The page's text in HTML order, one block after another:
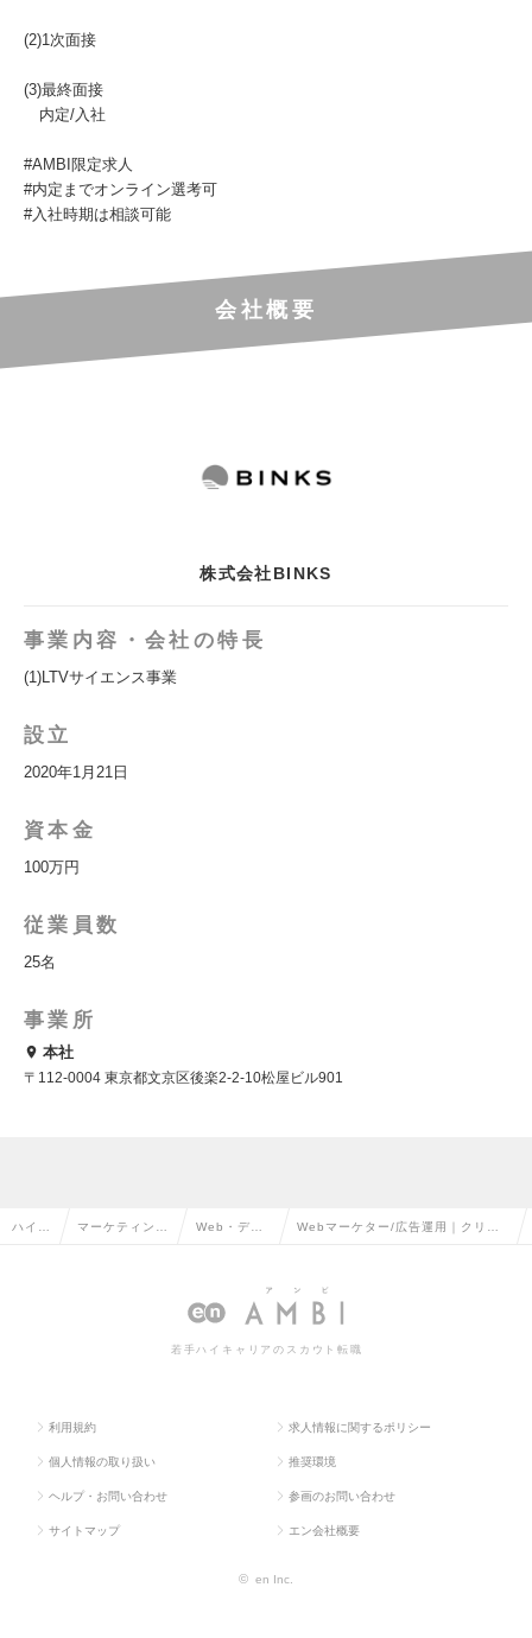
(2)1次面接
(3)最終面接
内定/入社
#AMBI限定求人
#内定までオンライン選考可
#入社時期は相談可能
会社概要
株式会社BINKS
事業内容・会社の特長
(1)LTVサイエンス事業
設立
2020年1月21日
資本金
100万円
従業員数
25名
事業所
本社
〒112-0004 東京都文京区後楽2-2-10松屋ビル901
ハイク マーケティン Web・デジ
ティングの
Webマーケター/広告運用｜クリエ
案業務をお任せ！/飯田橋の求人情
若手ハイキャリアのスカウト転職
利用規約 求人情報に関するポリシー
個人情報の取り扱い 推奨環境
ヘルプ・お問い合わせ 参画のお問い合わせ
サイトマップ エン会社概要
© en Inc.